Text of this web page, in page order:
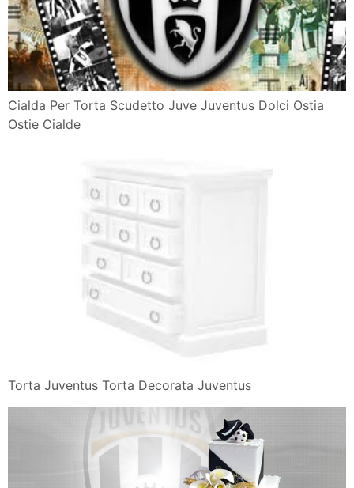
Cialda Per Torta Scudetto Juve Juventus Dolci Ostia
Ostie Cialde
Torta Juventus Torta Decorata Juventus